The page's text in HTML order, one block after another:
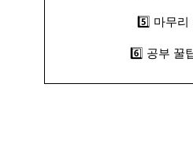
5️⃣ 마무리
6️⃣ 공부 꿀